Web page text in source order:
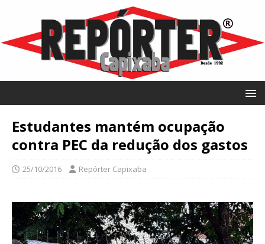
Estudantes mantém ocupação
contra PEC da redução dos gastos
25/10/2016 Repórter Capixaba